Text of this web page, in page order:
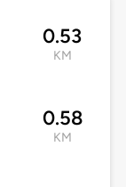
0.53
KM
0.58
KM